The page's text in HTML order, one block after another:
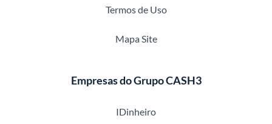
Termos de Uso
Mapa Site
Empresas do Grupo CASH3
IDinheiro